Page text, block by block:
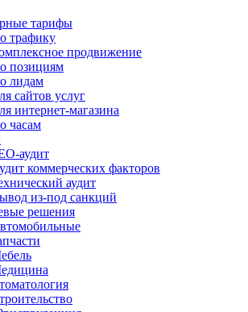
тарифы
трафику
продвижение
позициям
лидам
сайтов услуг
интернет-магазина
часам
аудит
коммерческих факторов
аудит
из-под санкций
решения